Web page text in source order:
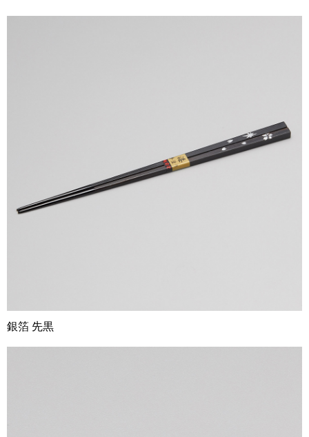
銀箔 先黒